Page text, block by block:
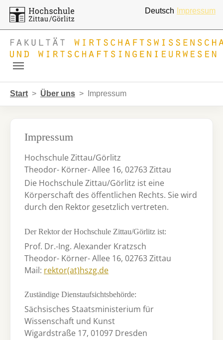
Deutsch Impressum
Sie sind hier:
Start Über uns Impressum
Impressum
Hochschule Zittau/Görlitz
Theodor- Körner- Allee 16, 02763 Zittau
Die Hochschule Zittau/Görlitz ist eine
Körperschaft des öffentlichen Rechts. Sie wird
durch den Rektor gesetzlich vertreten.
Der Rektor der Hochschule Zittau/Görlitz ist:
Prof. Dr.-Ing. Alexander Kratzsch
Theodor- Körner- Allee 16, 02763 Zittau
Mail: rektor(at)hszg.de
Zuständige Dienstaufsichtsbehörde:
Sächsisches Staatsministerium für
Wissenschaft und Kunst
Wigardstraße 17, 01097 Dresden